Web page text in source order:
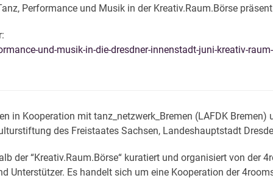
Performance und Musik in der Kreativ.Raum.Börse
und-musik-in-die-dresdner-innenstadt-juni-kreativ-
in Kooperation mit tanz_netzwerk_Bremen (LAFDK
des Freistaates Sachsen, Landeshauptstadt
der “Kreativ.Raum.Börse“ kuratiert und organisiert von der
Unterstützer. Es handelt sich um eine Kooperation der